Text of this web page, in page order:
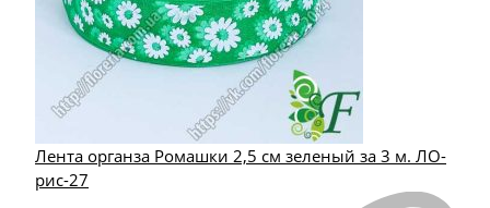
Лента органза Ромашки 2,5 см зеленый за 3 м. ЛО-
рис-27